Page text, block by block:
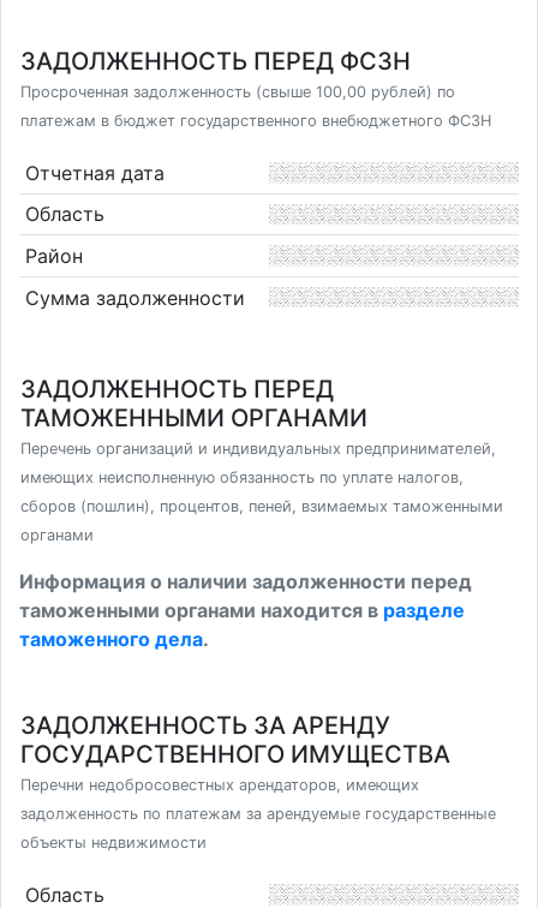
ЗАДОЛЖЕННОСТЬ ПЕРЕД ФСЗН
Просроченная задолженность (свыше 100,00 рублей) по
платежам в бюджет государственного внебюджетного ФСЗН
Отчетная дата
Область
Район
Сумма задолженности
ЗАДОЛЖЕННОСТЬ ПЕРЕД
ТАМОЖЕННЫМИ ОРГАНАМИ
Перечень организаций и индивидуальных предпринимателей,
имеющих неисполненную обязанность по уплате налогов,
сборов (пошлин), процентов, пеней, взимаемых таможенными
органами
Информация о наличии задолженности перед
таможенными органами находится в разделе
таможенного дела.
ЗАДОЛЖЕННОСТЬ ЗА АРЕНДУ
ГОСУДАРСТВЕННОГО ИМУЩЕСТВА
Перечни недобросовестных арендаторов, имеющих
задолженность по платежам за арендуемые государственные
объекты недвижимости
Область